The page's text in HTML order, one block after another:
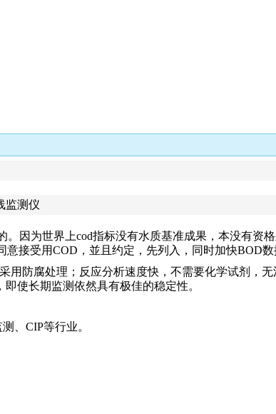
测仪
因为世界上cod指标没有水质基准成果，本没有资
接受用COD，並且约定，先列入，同时加快BOD数
防腐处理；反应分析速度快，不需要化学试剂，
使长期监测依然具有极佳的稳定性。
、CIP等行业。